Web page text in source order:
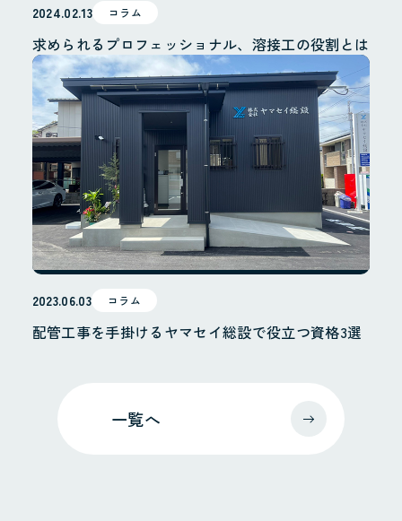
2024.02.13 コラム
求められるプロフェッショナル、溶接工の役割とは
2023.06.03 コラム
配管工事を手掛けるヤマセイ総設で役立つ資格3選
一覧へ